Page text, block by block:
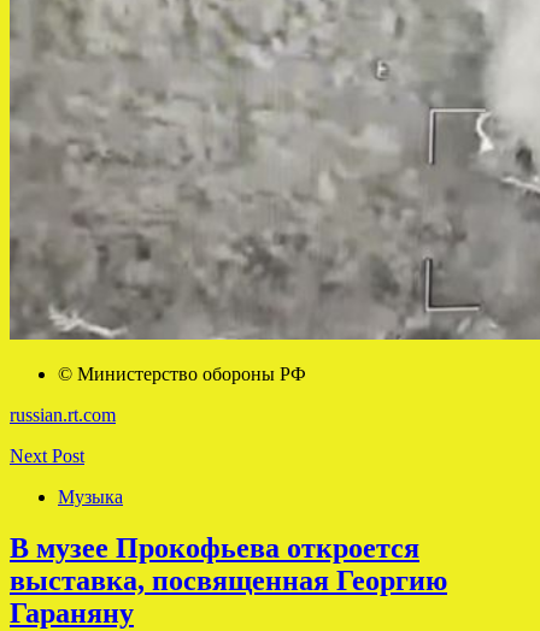
© Министерство обороны РФ
russian.rt.com
Next Post
Музыка
В музее Прокофьева откроется
выставка, посвященная Георгию
Гараняну